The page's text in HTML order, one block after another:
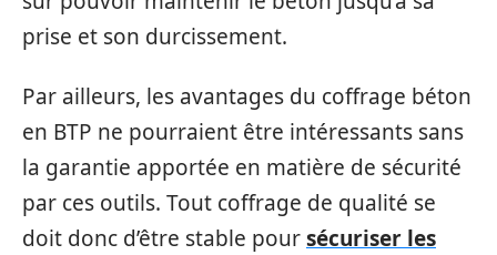
prise et son durcissement.
Par ailleurs, les avantages du coffrage béton
en BTP ne pourraient être intéressants sans
la garantie apportée en matière de sécurité
par ces outils. Tout coffrage de qualité se
doit donc d’être stable poursécuriser les